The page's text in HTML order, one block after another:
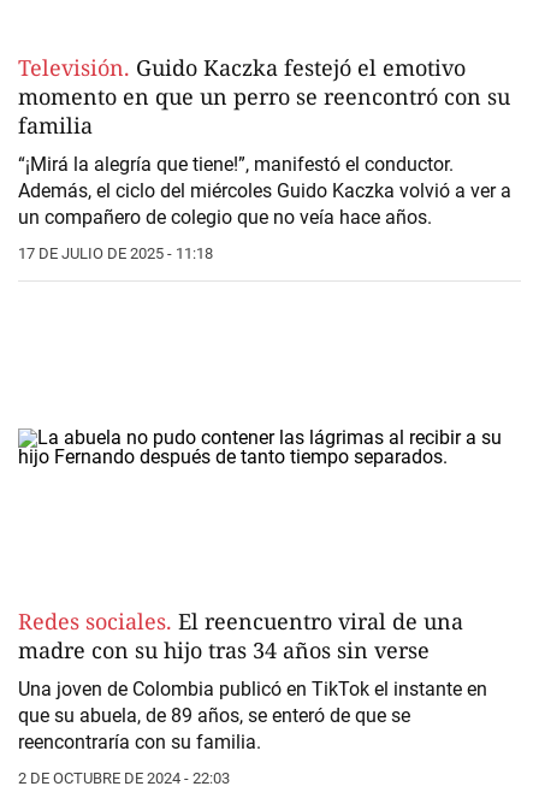
Televisión. Guido Kaczka festejó el emotivo
momento en que un perro se reencontró con su
familia
“¡Mirá la alegría que tiene!”, manifestó el conductor.
Además, el ciclo del miércoles Guido Kaczka volvió a ver a
un compañero de colegio que no veía hace años.
17 DE JULIO DE 2025 - 11:18
Redes sociales. El reencuentro viral de una
madre con su hijo tras 34 años sin verse
Una joven de Colombia publicó en TikTok el instante en
que su abuela, de 89 años, se enteró de que se
reencontraría con su familia.
2 DE OCTUBRE DE 2024 - 22:03